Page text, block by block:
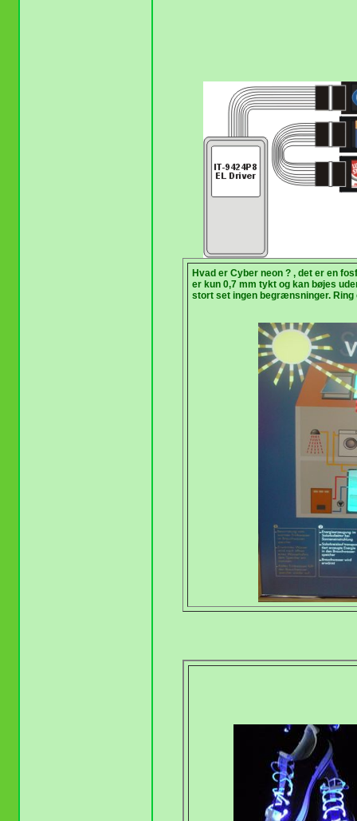
Hvad er Cyber neon ? , det er en
er kun 0,7 mm tykt og kan bøjes
stort set ingen begrænsninger. Ring